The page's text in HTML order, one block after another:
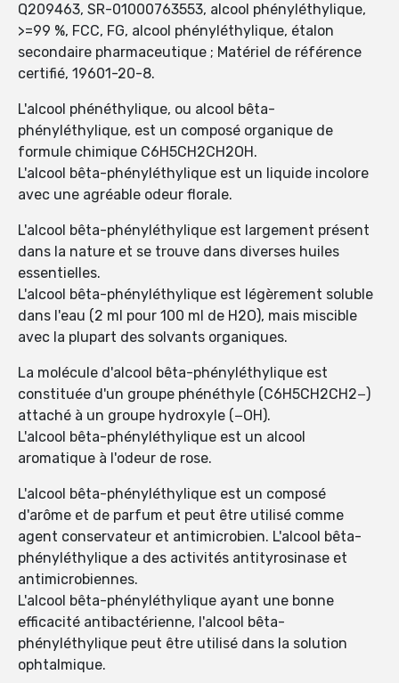
Q209463, SR-01000763553, alcool phényléthylique,
>=99 %, FCC, FG, alcool phényléthylique, étalon
secondaire pharmaceutique ; Matériel de référence
certifié, 19601-20-8.
L'alcool phénéthylique, ou alcool bêta-
phényléthylique, est un composé organique de
formule chimique C6H5CH2CH2OH.
L'alcool bêta-phényléthylique est un liquide incolore
avec une agréable odeur florale.
L'alcool bêta-phényléthylique est largement présent
dans la nature et se trouve dans diverses huiles
essentielles.
L'alcool bêta-phényléthylique est légèrement soluble
dans l'eau (2 ml pour 100 ml de H2O), mais miscible
avec la plupart des solvants organiques.
La molécule d'alcool bêta-phényléthylique est
constituée d'un groupe phénéthyle (C6H5CH2CH2−)
attaché à un groupe hydroxyle (−OH).
L'alcool bêta-phényléthylique est un alcool
aromatique à l'odeur de rose.
L'alcool bêta-phényléthylique est un composé
d'arôme et de parfum et peut être utilisé comme
agent conservateur et antimicrobien. L'alcool bêta-
phényléthylique a des activités antityrosinase et
antimicrobiennes.
L'alcool bêta-phényléthylique ayant une bonne
efficacité antibactérienne, l'alcool bêta-
phényléthylique peut être utilisé dans la solution
ophtalmique.